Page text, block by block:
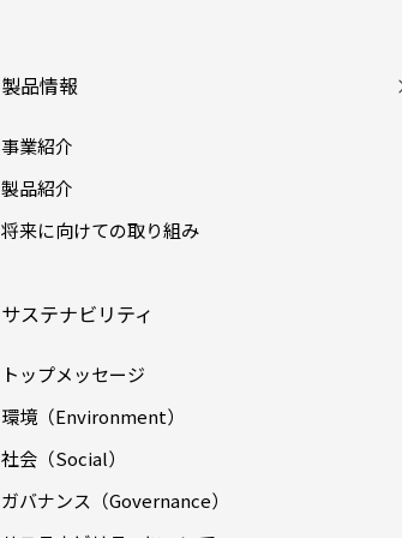
製品情報
事業紹介
製品紹介
将来に向けての取り組み
サステナビリティ
トップメッセージ
環境（Environment）
社会（Social）
ガバナンス（Governance）